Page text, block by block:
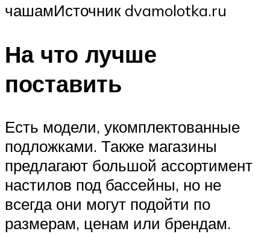
чашамИсточник dvamolotka.ru
На что лучше
поставить
Есть модели, укомплектованные
подложками. Также магазины
предлагают большой ассортимент
настилов под бассейны, но не
всегда они могут подойти по
размерам, ценам или брендам.